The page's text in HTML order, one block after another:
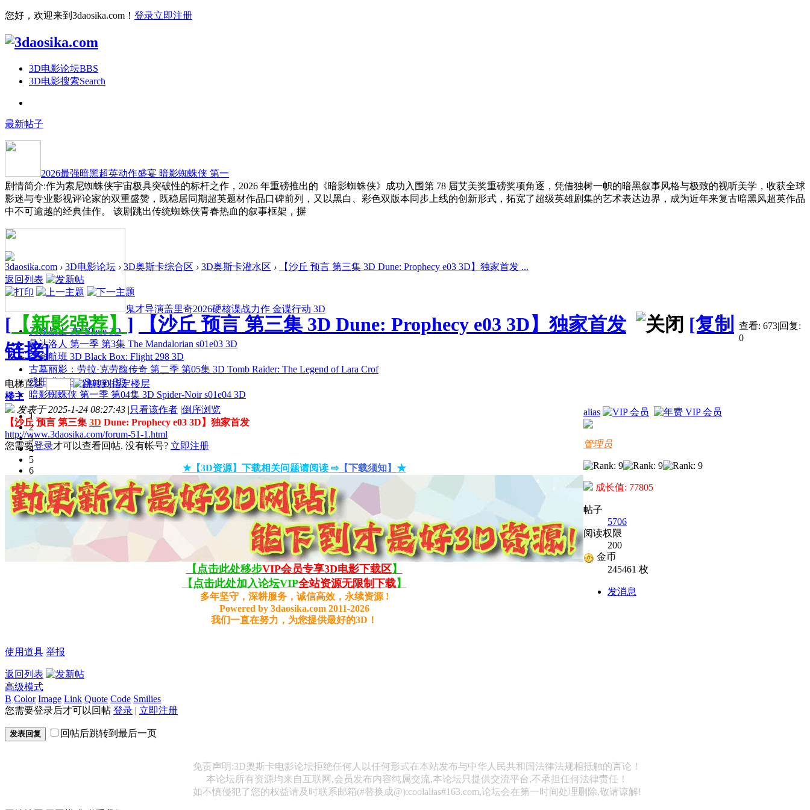
您好，欢迎来到3daosika.com！ 登录立即注册
3D电影论坛BBS
3D电影搜索Search
最新帖子
2026最强暗黑超英动作盛宴 暗影蜘蛛侠 第一
剧情简介:作为索尼蜘蛛侠宇宙极具突破性的标杆之作，2026 年重磅推出的《暗影蜘蛛侠》成功入围第 78 届艾美奖重磅奖项角逐，凭借独树一帜的暗黑叙事风格与极致的视听美学，收获全球
影迷与专业影视评论家的双重盛赞，既稳居同期超英题材作品口碑前列，又以黑白、彩色双版本同步上线的创新形式，拓宽了超级英雄剧集的艺术表达边界，成为近年来复古暗黑风超英作品
中不可逾越的经典佳作。 该剧跳出传统蜘蛛侠青春热血的叙事框架，摒
鬼才导演盖里奇2026硬核谍战力作 金谍行动 3D
刀锋战士 3D Blade 3D
曼达洛人 第一季 第3集 The Mandalorian s01e03 3D
夺命航班 3D Black Box: Flight 298 3D
古墓丽影：劳拉·克劳馥传奇 第二季 第05集 3D Tomb Raider: The Legend of Lara Crof
残阳猎杀 3D Sunray 3D
暗影蜘蛛侠 第一季 第04集 3D Spider-Noir s01e04 3D
1
2
3
4
5
6
3daosika.com › 3D电影论坛 › 3D奥斯卡综合区 › 3D奥斯卡灌水区 ›
【沙丘 预言 第三集 3D Dune: Prophecy e03 3D】独家首发 ...
返回列表
[ 【新影强荐】 ] 【沙丘 预言 第三集 3D Dune: Prophecy e03 3D】独家首发
[复制
链接]
查看: 673|回复:
0
电梯直达
楼主
发表于 2025-1-24 08:27:43 |只看该作者 |倒序浏览
【沙丘 预言 第三集 3D Dune: Prophecy e03 3D】独家首发
http://www.3daosika.com/forum-51-1.html
您需要登录才可以查看回帖. 没有帐号? 立即注册
alias
管理员
成长值: 77805
帖子
5706
阅读权限
200
金币
245461 枚
发消息
★【3D资源】下载相关问题请阅读 ⇨【下载须知】 ★
【点击此处移步VIP会员专享3D电影下载区】
【点击此处加入论坛VIP全站资源无限制下载】
多年坚守，深耕服务，诚信高效，永续资源 !
Powered by 3daosika.com 2011-2026
我们一直在努力，为您提供最好的3D！
使用道具 举报
返回列表
高级模式
B Color Image Link Quote Code Smilies
您需要登录后才可以回帖 登录 | 立即注册
发表回复 回帖后跳转到最后一页
免责声明:3D奥斯卡电影论坛拒绝任何人以任何形式在本站发布与中华人民共和国法律法规相抵触的言论！
本论坛所有资源均来自互联网,会员发布内容纯属交流,本论坛只提供交流平台,不承担任何法律责任！
如不慎侵犯了您的权益请及时联系邮箱(#替换成@):coolalias#163.com,论坛会在第一时间处理删除,敬请谅解!